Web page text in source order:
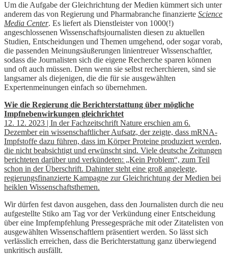
Um die Aufgabe der Gleichrichtung der Medien kümmert sich unter
anderem das von Regierung und Pharmabranche finanzierte Science
Media Center. Es liefert als Dienstleister von 1000(!)
angeschlossenen Wissenschaftsjournalisten diesen zu aktuellen
Studien, Entscheidungen und Themen umgehend, oder sogar vorab,
die passenden Meinungsäußerungen linientreuer Wissenschaftler,
sodass die Journalisten sich die eigene Recherche sparen können
und oft auch müssen. Denn wenn sie selbst recherchieren, sind sie
langsamer als diejenigen, die die für sie ausgewählten
Expertenmeinungen einfach so übernehmen.
Wie die Regierung die Berichterstattung über mögliche
Impfnebenwirkungen gleichrichtet
12. 12. 2023 | In der Fachzeitschrift Nature erschien am 6.
Dezember ein wissenschaftlicher Aufsatz, der zeigte, dass mRNA-
Impfstoffe dazu führen, dass im Körper Proteine produziert werden,
die nicht beabsichtigt und erwünscht sind. Viele deutsche Zeitungen
berichteten darüber und verkündeten: „Kein Problem“, zum Teil
schon in der Überschrift. Dahinter steht eine groß angelegte,
regierungsfinanzierte Kampagne zur Gleichrichtung der Medien bei
heiklen Wissenschaftsthemen.
Wir dürfen fest davon ausgehen, dass den Journalisten durch die neu
aufgestellte Stiko am Tag vor der Verkündung einer Entscheidung
über eine Impfempfehlung Pressegespräche mit oder Zitatelisten von
ausgewählten Wissenschaftlern präsentiert werden. So lässt sich
verlässlich erreichen, dass die Berichterstattung ganz überwiegend
unkritisch ausfällt.